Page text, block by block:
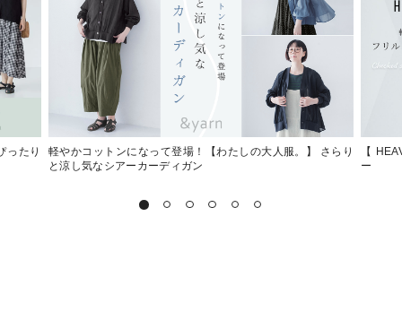
ったり
軽やかコットンになって登場！【わたしの大人服。】 さらり
と涼し気なシアーカーディガン
【
ー